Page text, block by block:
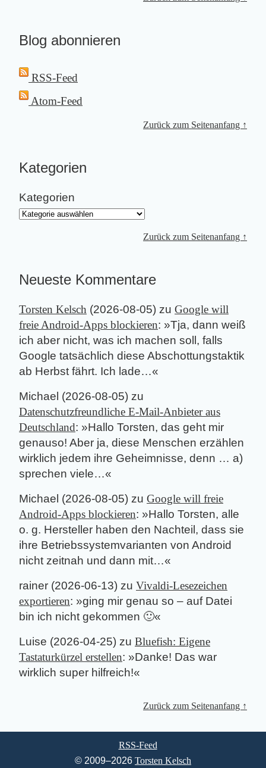
Blog abonnieren
RSS-Feed
Atom-Feed
Zurück zum Seitenanfang ↑
Kategorien
Kategorien
Zurück zum Seitenanfang ↑
Neueste Kommentare
Torsten Kelsch (2026-08-05) zu Google will
freie Android-Apps blockieren: »Tja, dann weiß
ich aber nicht, was ich machen soll, falls
Google tatsächlich diese Abschottungstaktik
ab Herbst fährt. Ich lade…«
Michael (2026-08-05) zu
Datenschutzfreundliche E-Mail-Anbieter aus
Deutschland: »Hallo Torsten, das geht mir
genauso! Aber ja, diese Menschen erzählen
wirklich jedem ihre Geheimnisse, denn … a)
sprechen viele…«
Michael (2026-08-05) zu Google will freie
Android-Apps blockieren: »Hallo Torsten, alle
o. g. Hersteller haben den Nachteil, dass sie
ihre Betriebssystemvarianten von Android
nicht zeitnah und dann mit…«
rainer (2026-06-13) zu Vivaldi-Lesezeichen
exportieren: »ging mir genau so – auf Datei
bin ich nicht gekommen 🙂«
Luise (2026-04-25) zu Bluefish: Eigene
Tastaturkürzel erstellen: »Danke! Das war
wirklich super hilfreich!«
Zurück zum Seitenanfang ↑
RSS-Feed
© 2009–2026 Torsten Kelsch